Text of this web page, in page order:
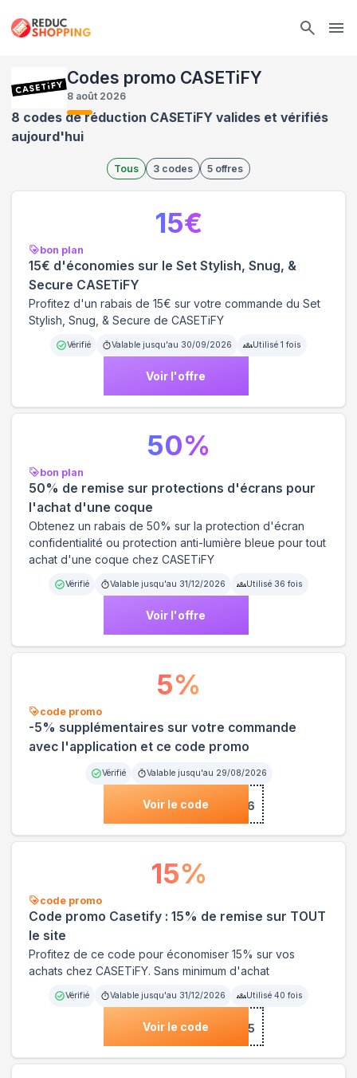
Codes promo CASETiFY
8 août 2026
8 codes de réduction CASETiFY valides et vérifiés
aujourd'hui
Tous 3 codes 5 offres
bon plan
15€ d'économies sur le Set Stylish, Snug, &
Secure CASETiFY
Profitez d'un rabais de 15€ sur votre commande du Set
Stylish, Snug, & Secure de CASETiFY
Vérifié Valable jusqu'au 30/09/2026 Utilisé 1 fois
Voir l'offre
15€
bon plan
50% de remise sur protections d'écrans pour
l'achat d'une coque
Obtenez un rabais de 50% sur la protection d'écran
confidentialité ou protection anti-lumière bleue pour tout
achat d'une coque chez CASETiFY
Vérifié Valable jusqu'au 31/12/2026 Utilisé 36 fois
Voir l'offre
50%
code promo
-5% supplémentaires sur votre commande
avec l'application et ce code promo
Vérifié Valable jusqu'au 29/08/2026
Voir le code ***26
5%
code promo
Code promo Casetify : 15% de remise sur TOUT
le site
Profitez de ce code pour économiser 15% sur vos
achats chez CASETiFY. Sans minimum d'achat
Vérifié Valable jusqu'au 31/12/2026 Utilisé 40 fois
Voir le code ***na15
15%